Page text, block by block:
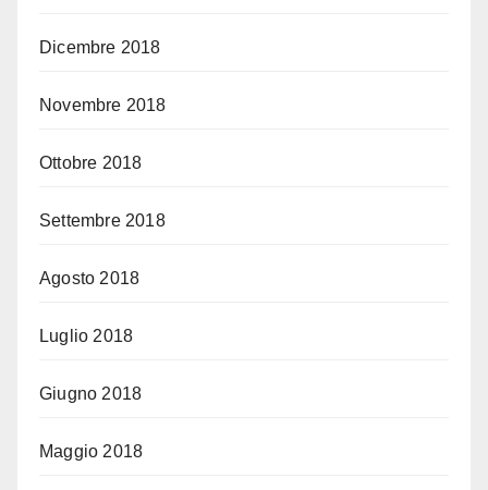
Dicembre 2018
Novembre 2018
Ottobre 2018
Settembre 2018
Agosto 2018
Luglio 2018
Giugno 2018
Maggio 2018